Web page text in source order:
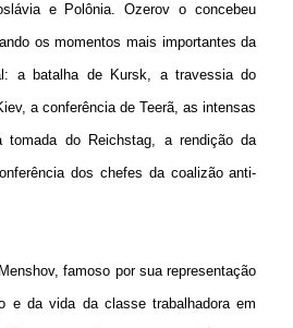
e Polônia. Ozerov o concebeu
os momentos mais importantes da
a batalha de Kursk, a travessia do
a conferência de Teerã, as intensas
tomada do Reichstag, a rendição da
dos chefes da coalizão anti-
famoso por sua representação
e da vida da classe trabalhadora em